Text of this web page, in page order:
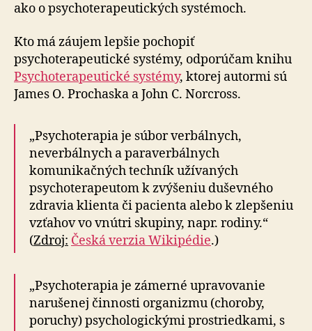
ako o psychoterapeutických systémoch.
Kto má záujem lepšie pochopiť
psychoterapeutické systémy, odporúčam knihu
Psychoterapeutické systémy, ktorej autormi sú
James O. Prochaska a John C. Norcross.
„Psychoterapia je súbor verbálnych,
neverbálnych a paraverbálnych
komunikačných techník užívaných
psychoterapeutom k zvýšeniu duševného
zdravia klienta či pacienta alebo k zlepšeniu
vzťahov vo vnútri skupiny, napr. rodiny.“
(Zdroj: Česká verzia Wikipédie.)
„Psychoterapia je zámerné upravovanie
narušenej činnosti organizmu (choroby,
poruchy) psychologickými prostriedkami, s